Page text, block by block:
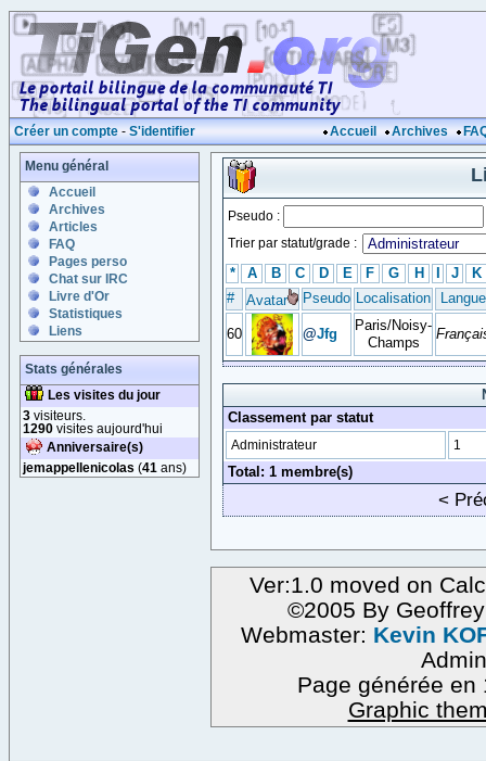
Créer un compte - S'identifier Accueil Archives
Menu général
Accueil
Archives
Articles
FAQ
Pages perso
Chat sur IRC
Livre d'Or
Statistiques
Liens
Stats générales
Les visites du jour
3 visiteurs.
1290 visites aujourd'hui
Anniversaire(s)
jemappellenicolas (41 ans)
Pseudo :
Trier par statut/grade :
* A B C D E F G H J
K
#
Avatar Pseudo Localisation Langue
60 @Jfg
Paris/Noisy-
Champs
Classement par statut
Administrateur 1
Total: 1 membre(s)
<
Ver:1.0 moved on
©2005 By
Webmaster: Kevin
Page générée en
Graphic